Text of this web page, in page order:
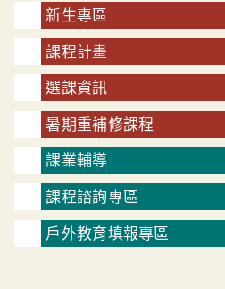
新生專區
課程計畫
選課資訊
暑期重補修課程
課業輔導
課程諮詢專區
戶外教育填報專區